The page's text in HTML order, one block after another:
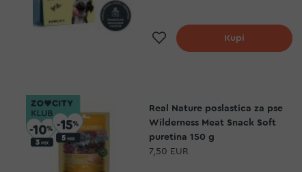
Dodaj na listu želja
Kupi
Real Nature poslastica za pse
Wilderness Meat Snack Soft
puretina 150 g
7,50 EUR